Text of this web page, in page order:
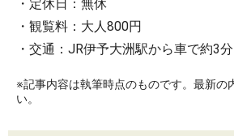
・定休日：無休
・観覧料：大人800円
・交通：JR伊予大洲駅から車で約3分
※記事内容は執筆時点のものです。最新の
い。